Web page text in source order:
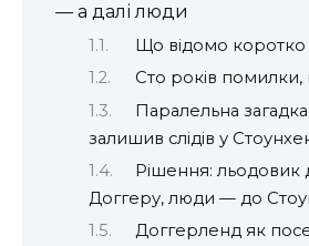
— а далі люди
Що відомо коротко
Сто років помилки,
Паралельна
залишив слідів у
Рішення: льодовик
Доггеру, люди — до
Доггерленд як